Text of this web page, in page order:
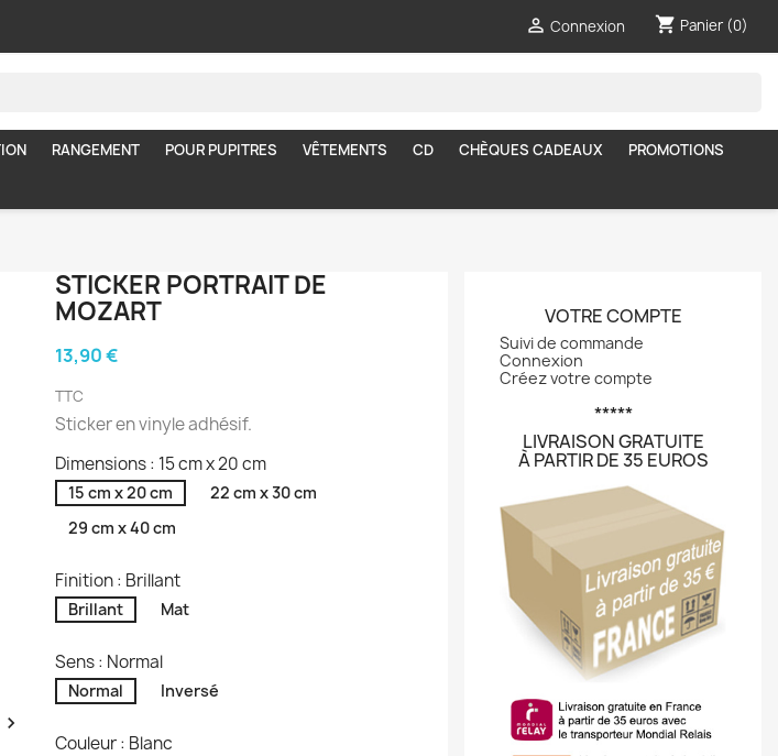
 Connexion shopping_cart Panier (0)
RANGEMENT POUR PUPITRES VÊTEMENTS CD CHÈQUES CADEAUX
PROMOTIONS

STICKER PORTRAIT DE
MOZART
13,90 €
TTC
Sticker en vinyle adhésif.
Dimensions : 15 cm x 20 cm
15 cm x 20 cm
22 cm x 30 cm
29 cm x 40 cm
Finition : Brillant
Brillant Mat
Sens : Normal
Normal Inversé
Couleur : Blanc
VOTRE COMPTE
Suivi de commande
Connexion
Créez votre compte
*****
LIVRAISON GRATUITE
À PARTIR DE 35 EUROS